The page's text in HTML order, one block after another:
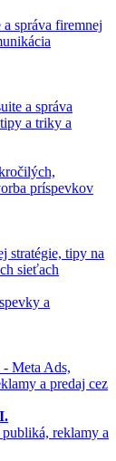
správa firemnej
príspevkov
a
reklamy a